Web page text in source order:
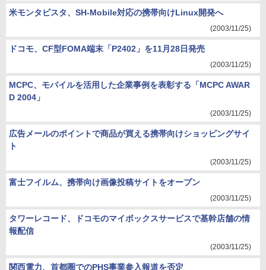
米モンタビスタ、SH-Mobile対応の携帯向けLinux開発へ
(2003/11/25)
ドコモ、CF型FOMA端末「P2402」を11月28日発売
(2003/11/25)
MCPC、モバイルを活用した企業事例を表彰する「MCPC AWAR
D 2004」
(2003/11/25)
広告メールのポイントで商品が買える携帯向けショッピングサイ
ト
(2003/11/25)
富士フイルム、携帯向け画像投稿サイトをオープン
(2003/11/25)
タワーレコード、ドコモのマイボックスサービスで基幹店舗の情
報配信
(2003/11/25)
関西電力、首都圏でのPHS事業参入報道を否定